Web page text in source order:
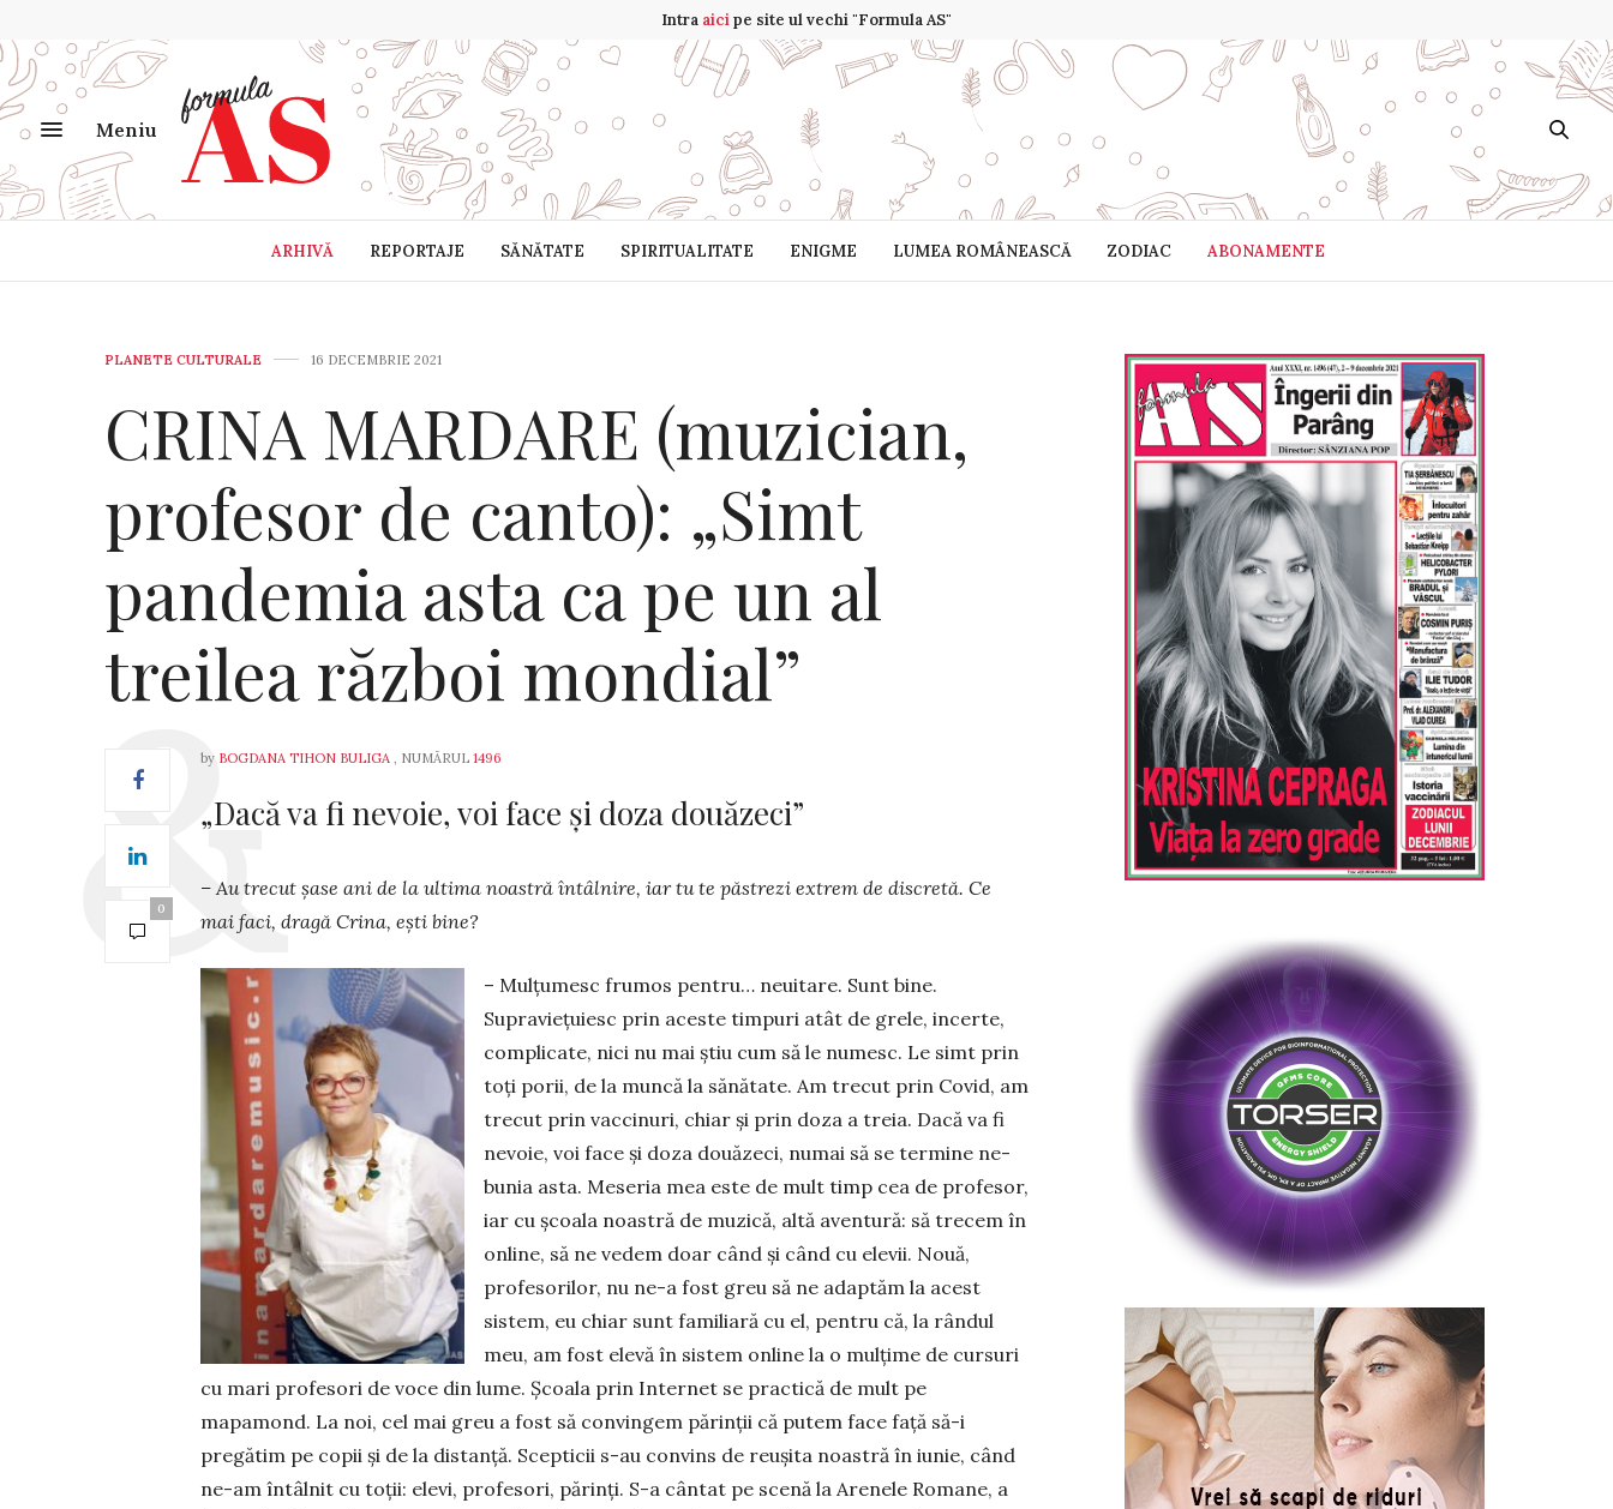
Intra aicipe site ul vechi "Formula AS"
Meniu
ARHIVĂ REPORTAJE SĂNĂTATE SPIRITUALITATE ENIGME LUMEA ROMÂNEASCĂ ZODIAC ABONAMENTE
PLANETE CULTURALE 16 DECEMBRIE 2021
CRINA MARDARE (muzician,
profesor de canto): „Simt
pandemia asta ca pe un al
treilea război mondial”
0
by BOGDANA TIHON BULIGA , NUMĂRUL 1496
„Dacă va fi nevoie, voi face și doza douăzeci”
– Au trecut şase ani de la ultima noastră în­tâlnire, iar tu te păstrezi extrem de discretă. Ce
mai faci, dragă Crina, eşti bine?
– Mulţumesc frumos pentru… neuitare. Sunt bine.
Supravieţuiesc prin aceste timpuri atât de gre­le, incerte,
complicate, nici nu mai ştiu cum să le nu­mesc. Le simt prin
toţi porii, de la muncă la să­nă­tate. Am trecut prin Covid, am
trecut prin vac­cinuri, chiar şi prin doza a treia. Dacă va fi
nevoie, voi face şi doza douăzeci, numai să se termine ne­
bunia asta. Meseria mea este de mult timp cea de profesor,
iar cu şcoala noastră de mu­zică, altă aventură: să trecem în
online, să ne vedem doar când şi când cu elevii. Nouă,
profesorilor, nu ne-a fost greu să ne adaptăm la acest
sistem, eu chiar sunt familiară cu el, pentru că, la rân­dul
meu, am fost elevă în sistem online la o mulţime de cursuri
cu mari profesori de voce din lume. Şcoala prin Internet se prac­tică de mult pe
mapamond. La noi, cel mai greu a fost să convingem părinţii că putem face faţă să-i
pregătim pe copii şi de la distanţă. Scepticii s-au con­vins de reu­şita noastră în iunie, când
ne-am întâlnit cu toţii: elevi, profesori, părinţi. S-a cântat pe scenă la Arenele Romane, a